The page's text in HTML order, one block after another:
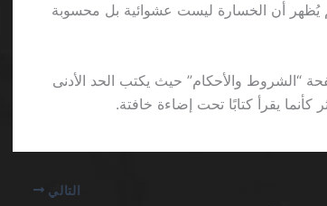
وهذا الرقم يُظهر أن الخسارة ليست عشوائية بل محسوبة
والأحكام” حيث يكتب الحد الأدنى
التالي